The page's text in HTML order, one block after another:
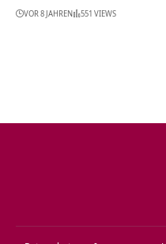
VOR 8 JAHREN 551 VIEWS